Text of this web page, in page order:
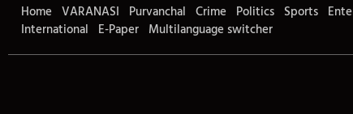
Home VARANASI Purvanchal Crime Politics Sports
International E-Paper Multilanguage switcher